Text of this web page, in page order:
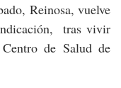
Reinosa, vuelve
tras vivir
de Salud de